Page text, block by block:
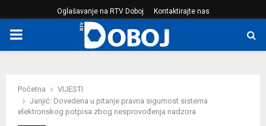
Oglašavanje na RTV Doboj Kontaktirajte nas
PRIMARY
Početna
VIJESTI
Јanjić: Dovedena u pitanje pravna sigurnost sistema
elektronskog potpisa zbog nesprovođenja nadzora